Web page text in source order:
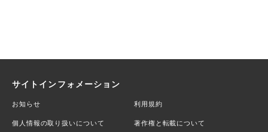
サイトインフォメーション
お知らせ 利用規約
個人情報の取り扱いについて 著作権と転載について